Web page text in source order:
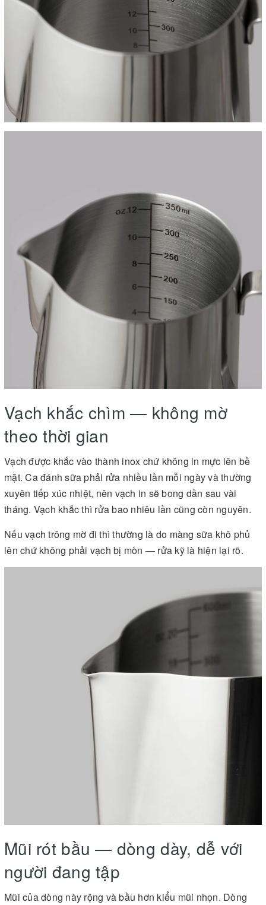
Vạch khắc chìm — không mờ
theo thời gian
Vạch được khắc vào thành inox chứ không in mực lên bề
mặt. Ca đánh sữa phải rửa nhiều lần mỗi ngày và thường
xuyên tiếp xúc nhiệt, nên vạch in sẽ bong dần sau vài
tháng. Vạch khắc thì rửa bao nhiêu lần cũng còn nguyên.
Nếu vạch trông mờ đi thì thường là do màng sữa khô phủ
lên chứ không phải vạch bị mòn — rửa kỹ là hiện lại rõ.
Mũi rót bầu — dòng dày, dễ với
người đang tập
Mũi của dòng này rộng và bầu hơn kiểu mũi nhọn. Dòng